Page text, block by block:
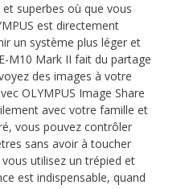
superbes où que vous
est directement
un système plus léger et
M10 Mark II fait du partage
des images à votre
OLYMPUS Image Share
avec votre famille et
vous pouvez contrôler
sans avoir à toucher
vous utilisez un trépied et
est indispensable, quand